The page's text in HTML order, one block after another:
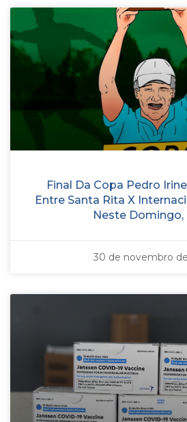
Final Da Copa Pedro
Entre Santa Rita X
Neste Domingo,
30 de novembro